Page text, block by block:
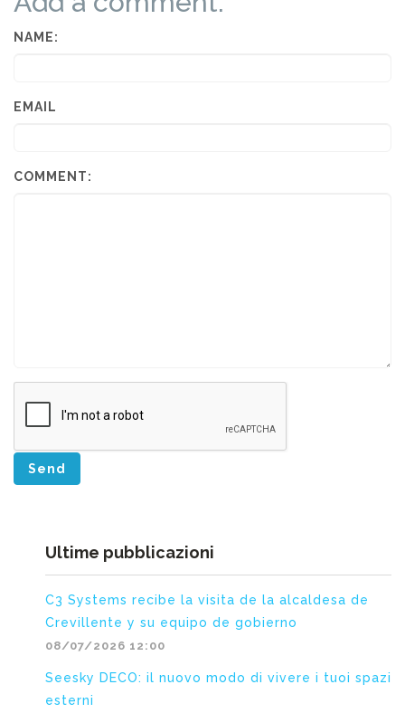
NAME:
EMAIL
COMMENT:
Send
Ultime pubblicazioni
C3 Systems recibe la visita de la alcaldesa de
Crevillente y su equipo de gobierno
08/07/2026 12:00
Seesky DECO: il nuovo modo di vivere i tuoi spazi
esterni